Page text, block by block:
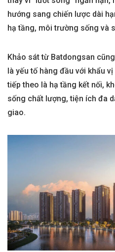
hướng sang chiến lược dài
hạ tầng, môi trường sống và
Khảo sát từ Batdongsan
là yếu tố hàng đầu với khẩu
tiếp theo là hạ tầng kết nối,
sống chất lượng, tiện ích đa
giao.